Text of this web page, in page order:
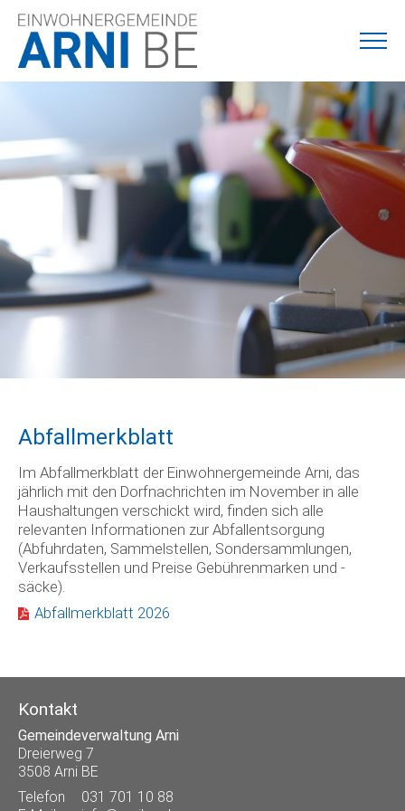
Abfallmerkblatt
Im Abfallmerkblatt der Einwohnergemeinde Arni, das
jährlich mit den Dorfnachrichten im November in alle
Haushaltungen verschickt wird, finden sich alle
relevanten Informationen zur Abfallentsorgung
(Abfuhrdaten, Sammelstellen, Sondersammlungen,
Verkaufsstellen und Preise Gebührenmarken und -
säcke).
Abfallmerkblatt 2026
Kontakt
Gemeindeverwaltung Arni
Dreierweg 7
3508 Arni BE
Telefon
031 701 10 88